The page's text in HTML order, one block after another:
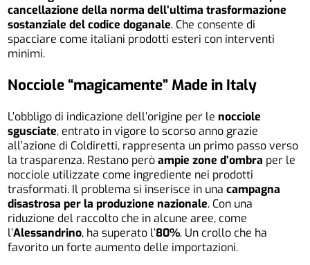
cancellazione della norma dell’ultima trasformazione
sostanziale del codice doganale. Che consente di
spacciare come italiani prodotti esteri con interventi
minimi.
Nocciole “magicamente” Made in Italy
L’obbligo di indicazione dell’origine per lenocciole
sgusciate, entrato in vigore lo scorso anno grazie
all’azione di Coldiretti, rappresenta un primo passo verso
la trasparenza. Restano peròampie zone d’ombra per le
nocciole utilizzate come ingrediente nei prodotti
trasformati. Il problema si inserisce in unacampagna
disastrosa per la produzione nazionale. Con una
riduzione del raccolto che in alcune aree, come
l’Alessandrino, ha superato l’80%. Un crollo che ha
favorito un forte aumento delle importazioni.